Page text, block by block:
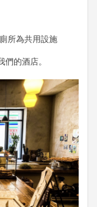
所為共用設施
的酒店。